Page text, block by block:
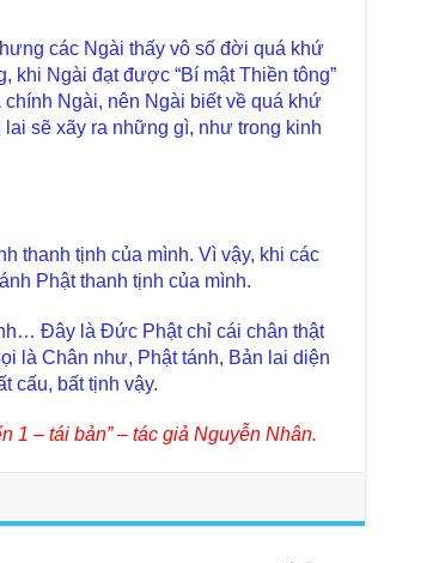
các Ngài thấy vô số đời quá khứ
Ngài đạt được “Bí mật Thiền tông”
Ngài, nên Ngài biết về quá khứ
sẽ xãy ra những gì, như trong kinh
thanh tịnh của mình. Vì vậy, khi các
Phật thanh tịnh của mình.
Đây là Đức Phật chỉ cái chân thật
là Chân như, Phật tánh, Bản lai diện
cấu, bất tịnh vậy.
1 – tái bản” – tác giả Nguyễn Nhân.